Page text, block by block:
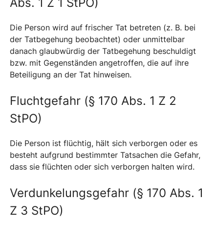
Die Person wird auf frischer Tat betreten (z. B. bei
der Tatbegehung beobachtet) oder unmittelbar
danach glaubwürdig der Tatbegehung beschuldigt
bzw. mit Gegenständen angetroffen, die auf ihre
Beteiligung an der Tat hinweisen.
Fluchtgefahr (§ 170 Abs. 1 Z 2
StPO)
Die Person ist flüchtig, hält sich verborgen oder es
besteht aufgrund bestimmter Tatsachen die Gefahr,
dass sie flüchten oder sich verborgen halten wird.
Verdunkelungsgefahr (§ 170 Abs. 1
Z 3 StPO)